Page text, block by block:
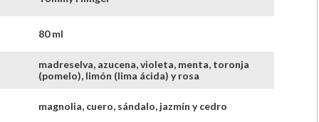
80 ml
madreselva, azucena, violeta, menta, toronja
(pomelo), limón (lima ácida) y rosa
magnolia, cuero, sándalo, jazmín y cedro